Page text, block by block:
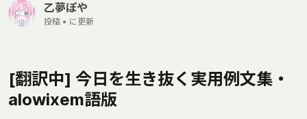
乙夢ぽや
投稿 • に更新
[翻訳中] 今日を生き抜く実用例文集・
alowixem語版